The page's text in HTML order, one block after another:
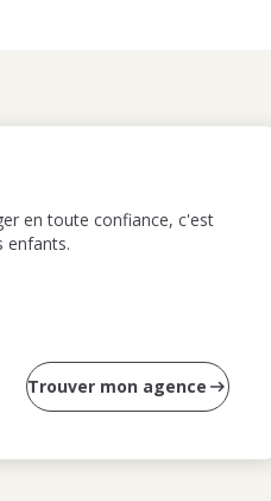
en toute confiance, c'est
enfants.
Trouver mon agence